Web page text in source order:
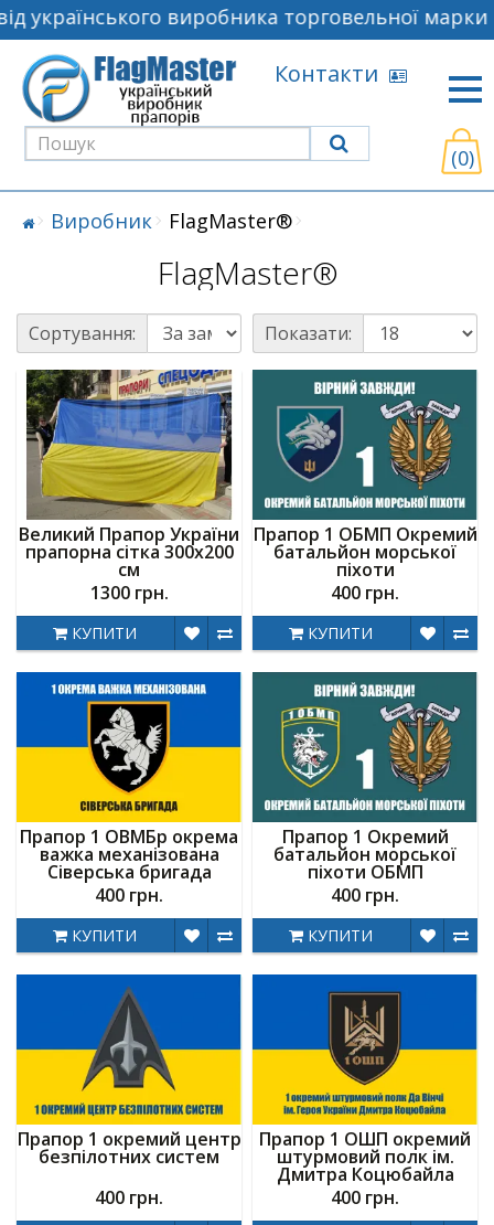
українського виробника торговельної марки
Контакти
(0)
Виробник FlagMaster®
FlagMaster®
Сортування: Показати:
Великий Прапор України
прапорна сітка 300х200
см
1300 грн.
КУПИТИ
Прапор 1 ОБМП Окремий
батальйон морської
піхоти
400 грн.
КУПИТИ
Прапор 1 ОВМБр окрема
важка механізована
Сіверська бригада
400 грн.
КУПИТИ
Прапор 1 Окремий
батальйон морської
піхоти ОБМП
400 грн.
КУПИТИ
Прапор 1 окремий центр
безпілотних систем
400 грн.
Прапор 1 ОШП окремий
штурмовий полк ім.
Дмитра Коцюбайла
400 грн.